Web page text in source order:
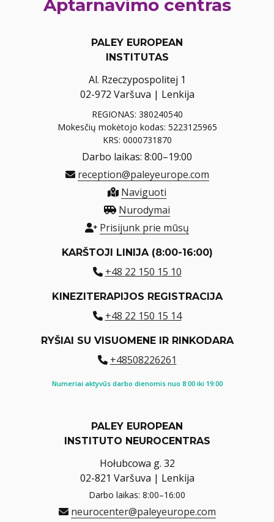
Aptarnavimo centras
PALEY EUROPEAN
INSTITUTAS
Al. Rzeczypospolitej 1
02-972 Varšuva | Lenkija
REGIONAS: 380240540
Mokesčių mokėtojo kodas: 5223125965
KRS: 0000731870
Darbo laikas: 8:00–19:00
reception@paleyeurope.com
Naviguoti
Nurodymai
Prisijunk prie mūsų
KARŠTOJI LINIJA (8:00-16:00)
+48 22 150 15 10
KINEZITERAPIJOS REGISTRACIJA
+48 22 150 15 14
RYŠIAI SU VISUOMENE IR RINKODARA
+48508226261
Numeriai aktyvūs darbo dienomis nuo 8:00 iki 19:00
PALEY EUROPEAN
INSTITUTO NEUROCENTRAS
Hołubcowa g. 32
02-821 Varšuva | Lenkija
Darbo laikas: 8:00–16:00
neurocenter@paleyeurope.com